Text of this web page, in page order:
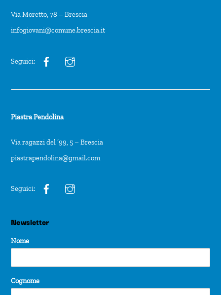
Via Moretto, 78 – Brescia
infogiovani@comune.brescia.it
Seguici:
Piastra Pendolina
Via ragazzi del ’99, 5 – Brescia
piastrapendolina@gmail.com
Seguici:
Newsletter
Nome
Cognome